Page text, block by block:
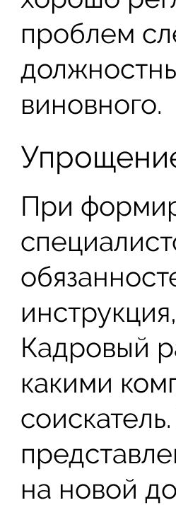
проблем
виновного.
При
Кадровый
какими
на новой